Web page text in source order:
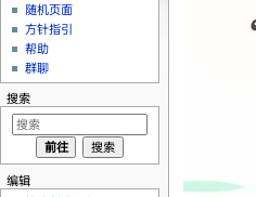
随机页面
方针指引
帮助
群聊
搜索
编辑